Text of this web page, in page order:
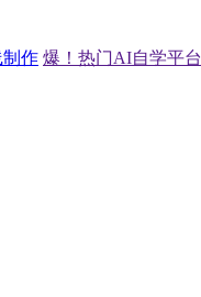
制作 爆！热门AI自学平台